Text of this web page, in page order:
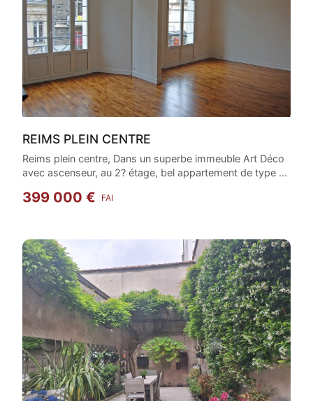
REIMS PLEIN CENTRE
Reims plein centre, Dans un superbe immeuble Art Déco
avec ascenseur, au 2? étage, bel appartement de type ...
399 000 € FAI